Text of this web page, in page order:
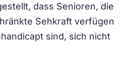
dass Senioren, die
Sehkraft verfügen
sind, sich nicht